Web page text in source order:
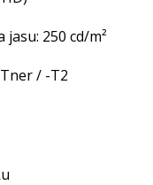
250 cd/m²
/ -T2